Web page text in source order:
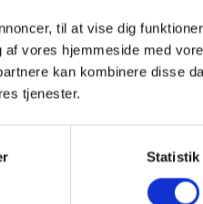
til at vise dig
vores hjemmeside med
kan kombinere disse
tjenester.
Statistik
dit samtykke.